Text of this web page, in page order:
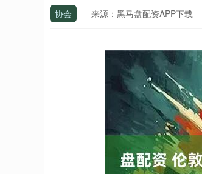
协会 来源：黑马盘配资APP下载